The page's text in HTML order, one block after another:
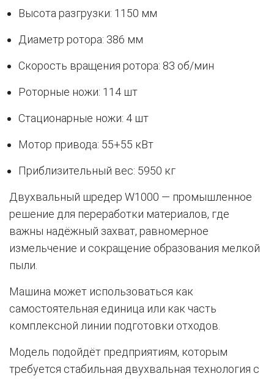
Высота разгрузки: 1150 мм
Диаметр ротора: 386 мм
Скорость вращения ротора: 83 об/мин
Роторные ножи: 114 шт
Стационарные ножи: 4 шт
Мотор привода: 55+55 кВт
Приблизительный вес: 5950 кг
Двухвальный шредер W1000 — промышленное
решение для переработки материалов, где
важны надёжный захват, равномерное
измельчение и сокращение образования мелкой
пыли.
Машина может использоваться как
самостоятельная единица или как часть
комплексной линии подготовки отходов.
Модель подойдёт предприятиям, которым
требуется стабильная двухвальная технология с